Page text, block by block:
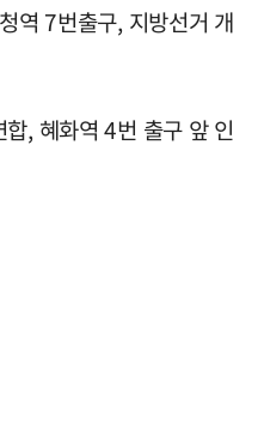
역 7번출구, 지방선거 개
, 혜화역 4번 출구 앞 인